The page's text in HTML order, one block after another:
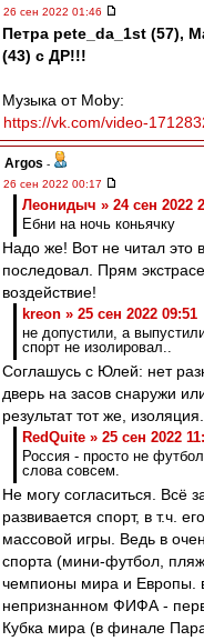
26 сен 2022 01:46
Петра pete_da_1st (57),
(43) с ДР!!!
Музыка от Moby:
https://vk.com/video-
Argos -
26 сен 2022 00:17
Леонидыч » 24 сен 2022
Ебни на ночь коньячку
Надо же! Вот не читал это
последовал. Прям
воздействие!
kreon » 25 сен 2022 09:51
не допустили, а
спорт не изолировал..
Соглашусь с Юлей: нет
дверь на засов снаружи
результат тот же, изоляция.
RedQuite » 25 сен 2022
Россия - просто не
слова совсем.
Не могу согласиться. Всё
развивается спорт, в т.ч.
массовой игры. Ведь в
спорта (мини-футбол,
чемпионы мира и Европы.
непризнанном ФИФА -
Кубка мира (в финале